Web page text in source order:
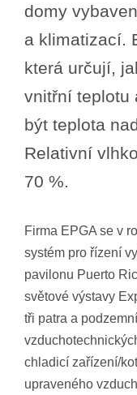
domy
a klimatizací.
která určují,
vnitřní teplotu
být teplota
Relativní
70 %.
Firma EPGA se v
systém pro řízení
pavilonu Puerto
světové výstavy
tři patra a
chladicí zařízení/
upraveného